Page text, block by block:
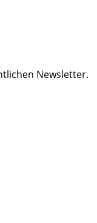
Newsletter.